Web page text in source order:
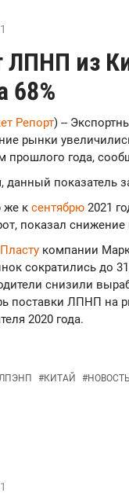
ЛПНП из
68%
Репорт) --
рынки
прошлого года,
данный показатель
же к сентябрю 2021
показал снижение
компании
сократились до
снизили
поставки ЛПНП на
2020 года.
#КИТАЙ #НОВОСТЬ